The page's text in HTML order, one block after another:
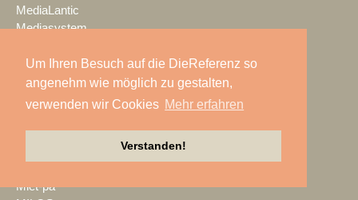
Um Ihren Besuch auf die DieReferenz so
angenehm wie möglich zu gestalten,
verwenden wir Cookies Mehr erfahren
Verstanden!
MediaLantic
Mediasystem
MEEVI-rent
Mega Audio
Merging Technologies
Miet-pa